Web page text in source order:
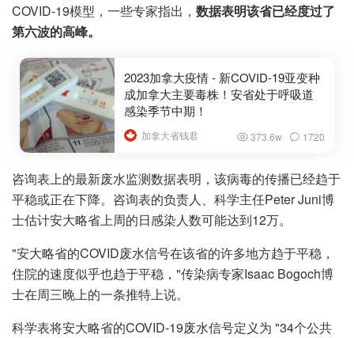
COVID-19模型，一些专家指出， 数据表明该省已经度过了
第六波的高峰。
2023加拿大疫情 - 新COVID-19亚变种
成加拿大主要毒株！安省处于呼吸道
感染季节中期！
加拿大省钱君 373.6w 1720
咨询表上的最新废水监测数据表明，该病毒的传播已经趋于
平稳或正在下降。咨询表的负责人、科学主任Peter Juni博
士估计安大略省上周的日感染人数可能达到12万。
"安大略省的COVID废水信号在该省的许多地方趋于平稳，
住院的速度似乎也趋于平稳，"传染病专家Isaac Bogoch博
士在周三晚上的一条推特上说。
科学表将安大略省的COVID-19废水信号定义为 "34个公共